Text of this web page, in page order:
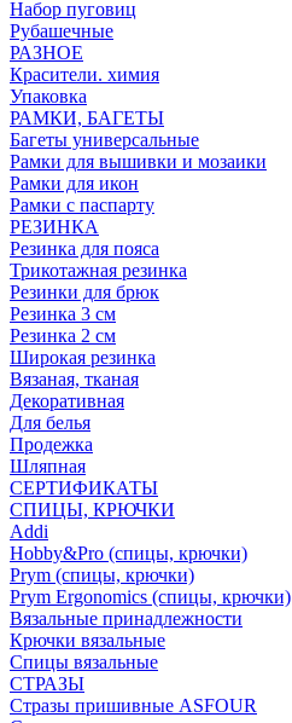
Набор пуговиц
Рубашечные
РАЗНОЕ
Красители. химия
Упаковка
РАМКИ, БАГЕТЫ
Багеты универсальные
Рамки для вышивки и мозаики
Рамки для икон
Рамки с паспарту
РЕЗИНКА
Резинка для пояса
Трикотажная резинка
Резинки для брюк
Резинка 3 см
Резинка 2 см
Широкая резинка
Вязаная, тканая
Декоративная
Для белья
Продежка
Шляпная
СЕРТИФИКАТЫ
СПИЦЫ, КРЮЧКИ
Addi
Hobby&Pro (спицы, крючки)
Prym (спицы, крючки)
Prym Ergonomics (спицы, крючки)
Вязальные принадлежности
Крючки вязальные
Спицы вязальные
СТРАЗЫ
Стразы пришивные ASFOUR